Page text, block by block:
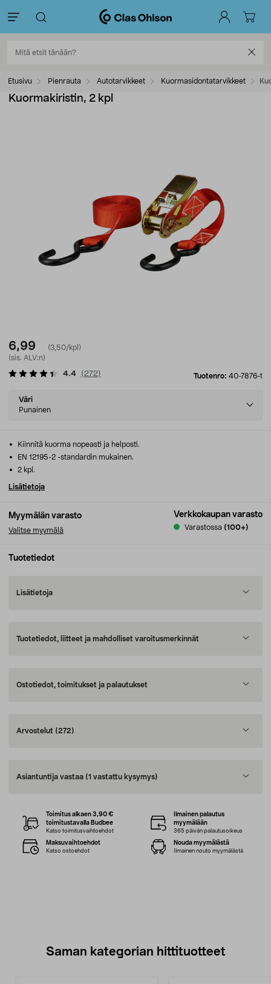
Etusivu Pienrauta Autotarvikkeet Kuormasidontatarvikkeet
Kuormakiristin, 2 kpl
6,99
(3,50/kpl)
(sis. ALV:n)
Tuotenro: 40-7876-1
4.4 ( 272)
Select
variant
Väri
Punainen
Myymälän varasto
Valitse myymälä
Verkkokaupan varasto
Varastossa (100+)
Kiinnitä kuorma nopeasti ja helposti.
EN 12195-2 -standardin mukainen.
2 kpl.
Lisätietoja
Tuotetiedot
Lisätietoja
Tuotetiedot, liitteet ja mahdolliset varoitusmerkinnät
Ostotiedot, toimitukset ja palautukset
Arvostelut (272)
Asiantuntija vastaa (1 vastattu kysymys)
Toimitus alkaen 3,90 €
toimitustavalla Budbee
Katso toimitusvaihtoehdot
Ilmainen palautus
myymälään
365 päivän palautusoikeus
Maksuvaihtoehdot
Katso ostoehdot
Nouda myymälästä
Ilmainen nouto myymälästä
Saman kategorian hittituotteet